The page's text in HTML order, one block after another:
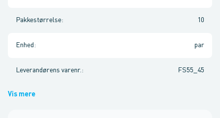
Pakkestørrelse: 10
Enhed : par
Leverandørens varenr. : FS55_45
Vis mere